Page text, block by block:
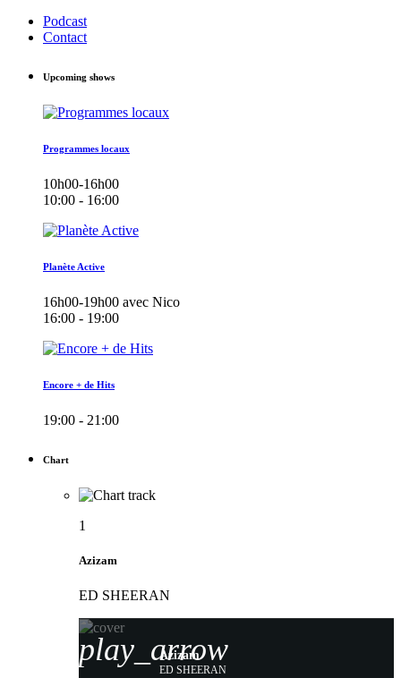
Podcast
Contact
Upcoming shows
Programmes locaux
10h00-16h00
10:00 - 16:00
Planète Active
16h00-19h00 avec Nico
16:00 - 19:00
Encore + de Hits
19:00 - 21:00
Chart
1
Azizam
ED SHEERAN
play_arrow
Azizam
ED SHEERAN